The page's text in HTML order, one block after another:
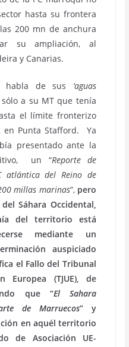
hasta su frontera
200 mn de anchura
su ampliación, al
y Canarias.
habla de sus ‘aguas
a su MT que tenía
el límite fronterizo
en Punta Stafford. Ya
presentado ante la
un “Reporte de
atlántica del Reino de
millas marinas”, pero
Sáhara Occidental,
del territorio está
mediante un
auspiciado
el Fallo del Tribunal
(TJUE), de
que “El Sahara
de Marruecos” y
en aquél territorio
de Asociación UE-